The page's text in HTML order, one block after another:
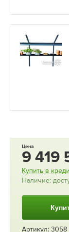
Цена
9 419
Купить в
Наличие:
Артикул: 3058